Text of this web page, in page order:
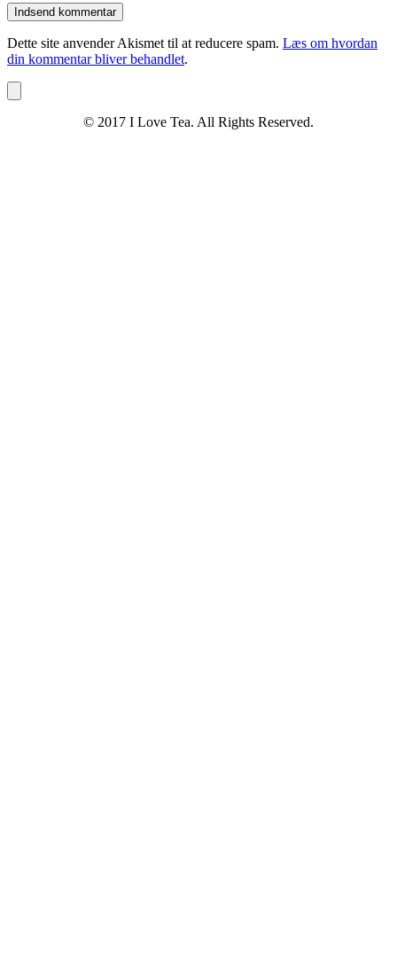
Dette site anvender Akismet til at reducere spam. Læs om hvordan
din kommentar bliver behandlet.
© 2017 I Love Tea. All Rights Reserved.